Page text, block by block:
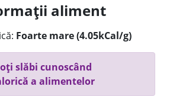
aliment
Foarte mare (4.05kCal/g)
slăbi cunoscând
a alimentelor